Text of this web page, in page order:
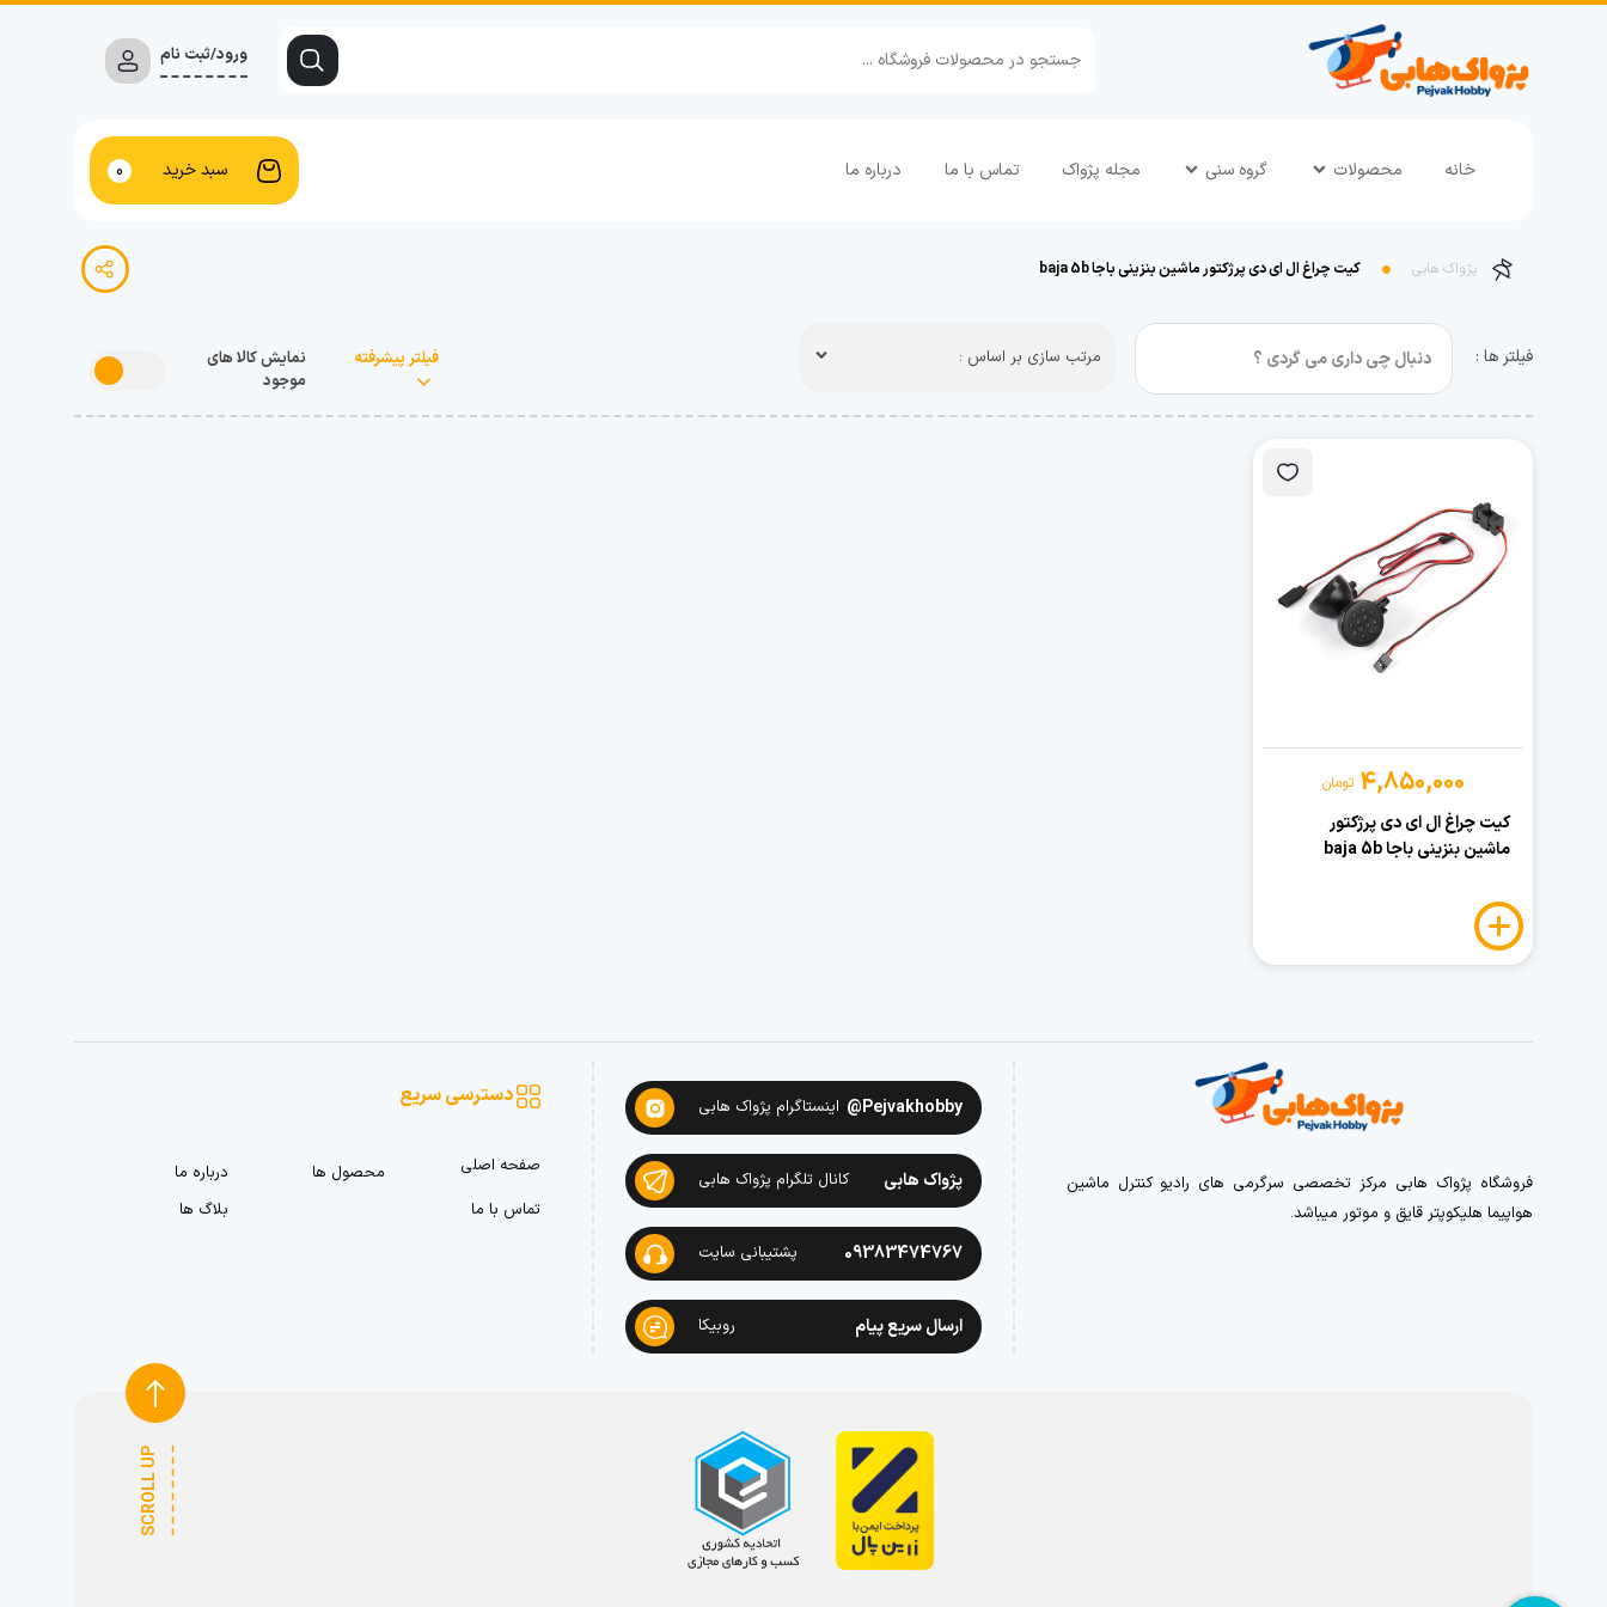
ورود/ثبت نام
خانه محصولات گروه سنی مجله پژواک تماس با ما درباره ما سبد خرید 0
پژواک هابی کیت چراغ ال ای دی پرژکتور ماشین بنزینی باجا baja 5b
فیلتر ها : مرتب سازی بر اساس : فیلتر پیشرفته
نمایش کالا های
موجود
4,850,000 تومان
کیت چراغ ال ای دی پرژکتور
ماشین بنزینی باجا baja 5b
فروشگاه پژواک هابی مرکز تخصصی سرگرمی های رادیو کنترل ماشین
هواپیما هلیکوپتر قایق و موتور میباشد.
Pejvakhobby@ اینستاگرام پژواک هابی
پژواک هابی کانال تلگرام پژواک هابی
09383474767 پشتیبانی سایت
ارسال سریع پیام روبیکا
دسترسی سریع
صفحه اصلی محصول ها
درباره ما
تماس با ما
بلاگ ها
SCROLL UP